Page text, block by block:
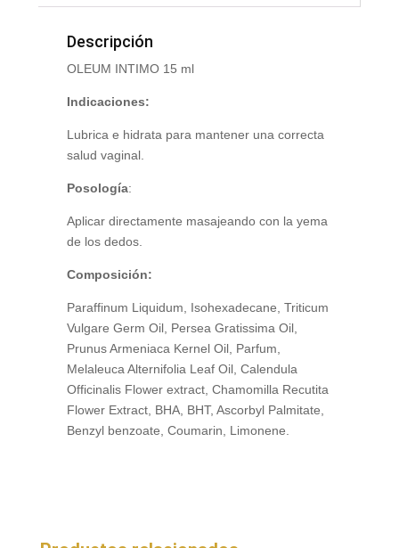
Descripción
OLEUM INTIMO 15 ml
Indicaciones:
Lubrica e hidrata para mantener una correcta
salud vaginal.
Posología:
Aplicar directamente masajeando con la yema
de los dedos.
Composición:
Paraffinum Liquidum, Isohexadecane, Triticum
Vulgare Germ Oil, Persea Gratissima Oil,
Prunus Armeniaca Kernel Oil, Parfum,
Melaleuca Alternifolia Leaf Oil, Calendula
Officinalis Flower extract, Chamomilla Recutita
Flower Extract, BHA, BHT, Ascorbyl Palmitate,
Benzyl benzoate, Coumarin, Limonene.